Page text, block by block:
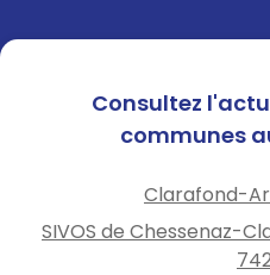
Consultez
communes
Clarafond-
SIVOS de Chessenaz-